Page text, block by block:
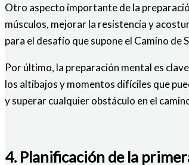
Otro aspecto importante de la
músculos, mejorar la resistencia y
para el desafío que supone el Camino de
Por último, la preparación mental es
los altibajos y momentos difíciles que
y superar cualquier obstáculo en el
4. Planificación de la